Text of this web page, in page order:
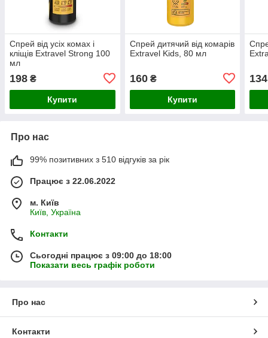
Спрей від усіх комах і
кліщів Extravel Strong 100
мл
198 ₴
Купити
Спрей дитячий від комарів
Extravel Kids, 80 мл
160₴
Купити
134
Про нас
99% позитивних з 510 відгуків за рік
Працює з 22.06.2022
м. Київ
Київ, Україна
Контакти
Сьогодні працює з 09:00 до 18:00
Показати весь графік роботи
Про нас
Контакти